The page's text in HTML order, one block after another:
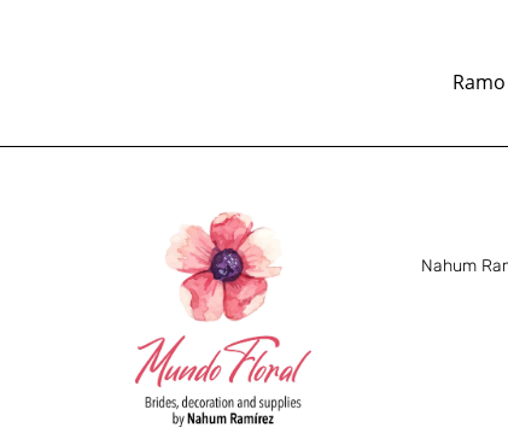
Nahum